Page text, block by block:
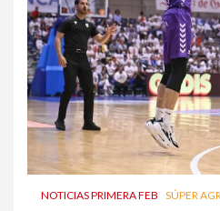
NOTICIAS PRIMERA FEB SÚPER